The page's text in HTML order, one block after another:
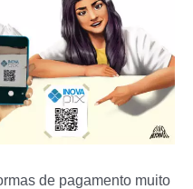
de pagamento muito